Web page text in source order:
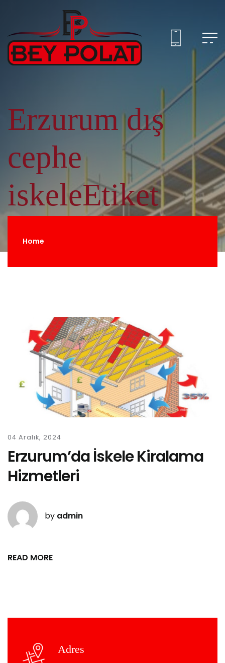
Erzurum dış
cephe
iskeleEtiket
Home
04 Aralık, 2024
Erzurum’da İskele Kiralama
Hizmetleri
by admin
READ MORE
Adres